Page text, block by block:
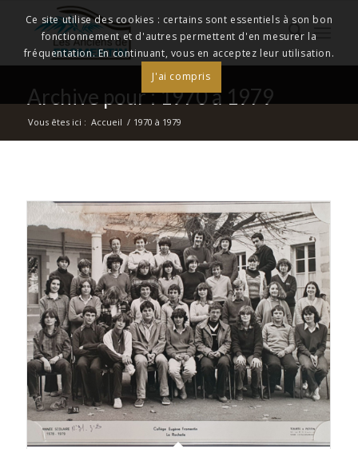
Archive pour : 1970 à 1979
Vous êtes ici : Accueil / 1970 à 1979
Ce site utilise des cookies : certains sont essentiels à son bon
fonctionnement et d'autres permettent d'en mesurer la
fréquentation. En continuant, vous en acceptez leur utilisation.
J'ai compris